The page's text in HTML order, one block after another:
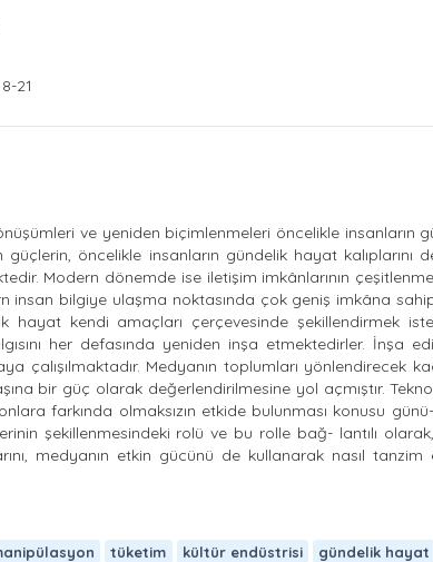
21
ve yeniden biçimlenmeleri öncelikle insanların
öncelikle insanların gündelik hayat kalıplarını
Modern dönemde ise iletişim imkânlarının
insan bilgiye ulaşma noktasında çok geniş imkâna
hayat kendi amaçları çerçevesinde şekillendirmek
her defasında yeniden inşa etmektedirler. İnşa
çalışılmaktadır. Medyanın toplumları
bir güç olarak değerlendirilmesine yol açmıştır.
farkında olmaksızın etkide bulunması konusu
şekillenmesindeki rolü ve bu rolle bağ- lantılı
medyanın etkin gücünü de kullanarak nasıl
tüketim kültür endüstrisi gündelik hayat